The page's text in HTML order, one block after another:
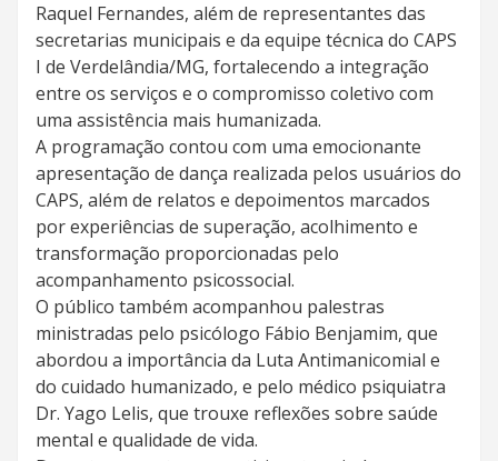
Raquel Fernandes, além de representantes das
secretarias municipais e da equipe técnica do CAPS
I de Verdelândia/MG, fortalecendo a integração
entre os serviços e o compromisso coletivo com
uma assistência mais humanizada.
A programação contou com uma emocionante
apresentação de dança realizada pelos usuários do
CAPS, além de relatos e depoimentos marcados
por experiências de superação, acolhimento e
transformação proporcionadas pelo
acompanhamento psicossocial.
O público também acompanhou palestras
ministradas pelo psicólogo Fábio Benjamim, que
abordou a importância da Luta Antimanicomial e
do cuidado humanizado, e pelo médico psiquiatra
Dr. Yago Lelis, que trouxe reflexões sobre saúde
mental e qualidade de vida.